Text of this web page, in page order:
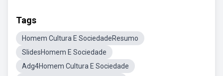
Tags
Homem Cultura E SociedadeResumo
SlidesHomem E Sociedade
Adg4Homem Cultura E Sociedade